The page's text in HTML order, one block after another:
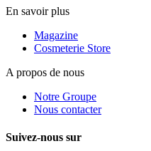
En savoir plus
Magazine
Cosmeterie Store
A propos de nous
Notre Groupe
Nous contacter
Suivez-nous sur